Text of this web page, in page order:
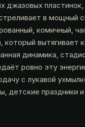
джазовых
в мощный
комичный,
который вытягивает
динамика,
ровно эту
с лукавой
детские